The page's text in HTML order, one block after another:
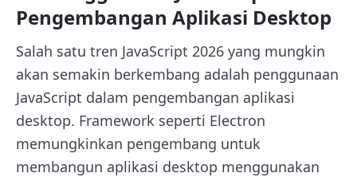
Pengembangan Aplikasi Desktop
Salah satu tren JavaScript 2026 yang mungkin
akan semakin berkembang adalah penggunaan
JavaScript dalam pengembangan aplikasi
desktop. Framework seperti Electron
memungkinkan pengembang untuk
membangun aplikasi desktop menggunakan